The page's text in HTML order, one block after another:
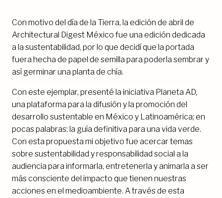
Con motivo del día de la Tierra, la edición de abril de
Architectural Digest México fue una edición dedicada
a la sustentabilidad, por lo que decidí que la portada
fuera hecha de papel de semilla para poderla sembrar y
así germinar una planta de chía.
Con este ejemplar, presenté la iniciativa Planeta AD,
una plataforma para la difusión y la promoción del
desarrollo sustentable en México y Latinoamérica; en
pocas palabras: la guía definitiva para una vida verde.
Con esta propuesta mi objetivo fue acercar temas
sobre sustentabilidad y responsabilidad social a la
audiencia para informarla, entretenerla y animarla a ser
más consciente del impacto que tienen nuestras
acciones en el medioambiente. A través de esta